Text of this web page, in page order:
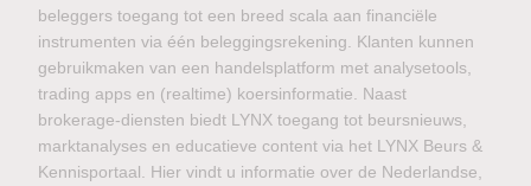
beleggers toegang tot een breed scala aan financiële
instrumenten via één beleggingsrekening. Klanten kunnen
gebruikmaken van een handelsplatform met analysetools,
trading apps en (realtime) koersinformatie. Naast
brokerage-diensten biedt LYNX toegang tot beursnieuws,
marktanalyses en educatieve content via het LYNX Beurs &
Kennisportaal. Hier vindt u informatie over de Nederlandse,